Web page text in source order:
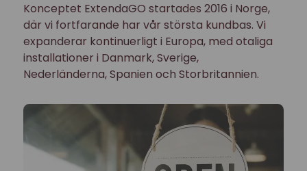
Konceptet ExtendaGO startades 2016 i Norge,
där vi fortfarande har vår största kundbas. Vi
expanderar kontinuerligt i Europa, med otaliga
installationer i Danmark, Sverige,
Nederländerna, Spanien och Storbritannien.